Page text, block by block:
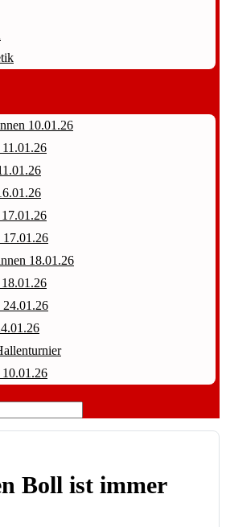
10.01.26
17.01.26
18.01.26
24.01.26
Boll ist immer